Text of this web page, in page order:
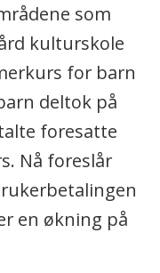
som
kulturskole
for barn
deltok på
foresatte
Nå foreslår
en økning på